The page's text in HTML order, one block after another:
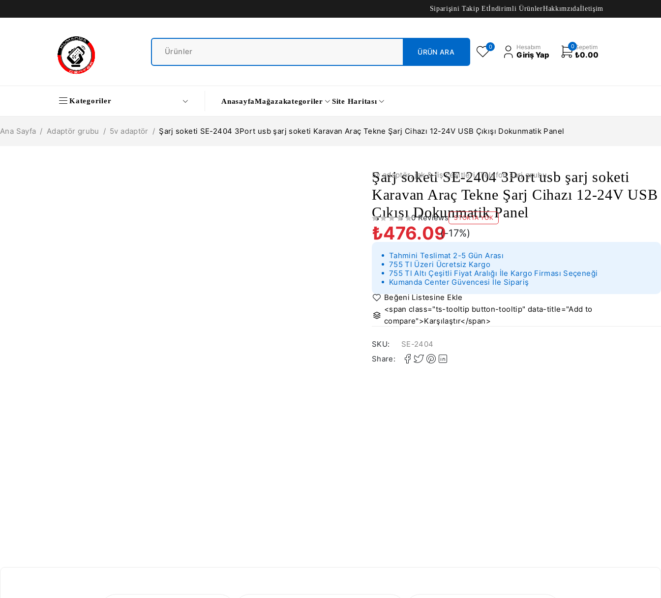
Siparişini Takip Etİndirimli ÜrünlerHakkımzıdaİletişim
0 Hesabım
Giriş Yap
0Sepetim
₺0.00
Kategoriler AnasayfaMağazakategoriler Site Haritası
Ana Sayfa / Adaptör grubu / 5v adaptör / Şarj soketi SE-2404 3Port usb şarj soketi Karavan Araç Tekne Şarj Cihazı 12-24V USB Çıkışı Dokunmatik Panel
5v adaptör,jak & fiş çeşitleri,Telefon şarj grubu
Şarj soketi SE-2404 3Port usb şarj soketi
Karavan Araç Tekne Şarj Cihazı 12-24V USB
Çıkışı Dokunmatik Panel
0 Reviews STOKTA YOK
₺476.09
(-17%)
Tahmini Teslimat 2-5 Gün Arası
755 Tl Üzeri Ücretsiz Kargo
755 Tl Altı Çeşitli Fiyat Aralığı İle Kargo Firması Seçeneği
Kumanda Center Güvencesi İle Sipariş
<span class="ts-tooltip button-tooltip" data-title="Add to
compare">Karşılaştır</span>
SKU:
SE-2404
Share: